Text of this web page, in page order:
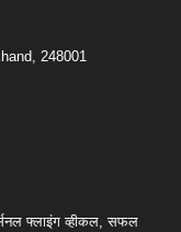
248001
फ्लाइंग व्हीकल, सफल